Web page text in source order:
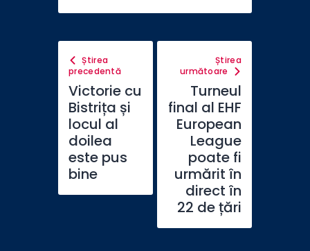
Știrea
precedentă
Victorie cu
Bistrița și
locul al
doilea
este pus
bine
Știrea
următoare
Turneul
final al EHF
European
League
poate fi
urmărit în
direct în
22 de țări